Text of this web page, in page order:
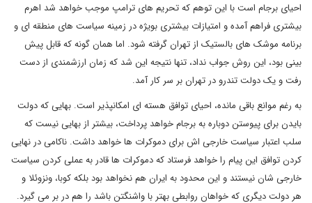
احیای برجام است با این توهم که تحریم های ترامپ موجب خواهد شد اهرم
بیشتری فراهم آمده و امتیازات بیشتری بویژه در زمینه سیاست های منطقه ای و
برنامه موشک های بالستیک از تهران گرفته شود. اما همان گونه که قابل پیش
بینی بود، این روش جواب نداد، تنها نتیجه این شد که زمان ارزشمندی از دست
رفت و یک دولت تندرو در تهران بر سر کار آمد.
به رغم موانع باقی مانده، احیای توافق هسته ای امکانپذیر است. بهایی که دولت
بایدن برای پیوستن دوباره به برجام خواهد پرداخت، بیشتر از بهایی نیست که
سلب اعتبار سیاست خارجی اش برای دموکرات ها خواهد داشت. ناکامی در نهایی
کردن توافق این پیام را خواهد فرستاد که دموکرات ها قادر به عملی کردن سیاست
خارجی شان نیستند و این محدود به ایران هم نخواهد بود بلکه کوبا، ونزوئلا و
هر دولت دیگری که خواهان روابطی بهتر با واشنگتن باشد را هم در بر می گیرد.